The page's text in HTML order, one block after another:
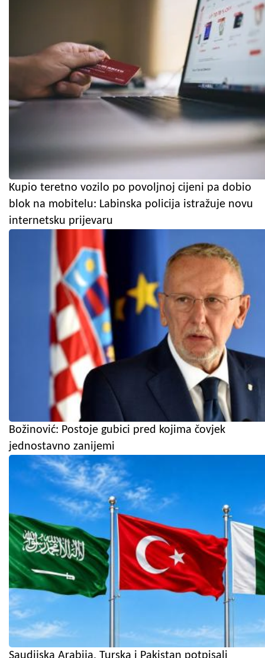
Kupio teretno vozilo po povoljnoj cijeni pa dobio
blok na mobitelu: Labinska policija istražuje novu
internetsku prijevaru
Božinović: Postoje gubici pred kojima čovjek
jednostavno zanijemi
Saudijska Arabija, Turska i Pakistan potpisali